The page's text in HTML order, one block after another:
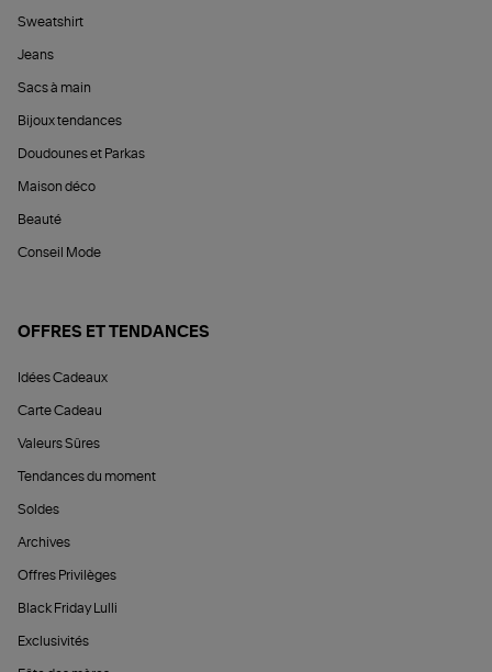
Sweatshirt
Jeans
Sacs à main
Bijoux tendances
Doudounes et Parkas
Maison déco
Beauté
Conseil Mode
OFFRES ET TENDANCES
Idées Cadeaux
Carte Cadeau
Valeurs Sûres
Tendances du moment
Soldes
Archives
Offres Privilèges
Black Friday Lulli
Exclusivités